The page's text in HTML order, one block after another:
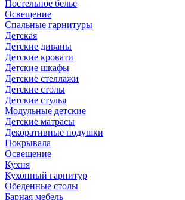
Постельное белье
Освещение
Спальные гарнитуры
Детская
Детские диваны
Детские кровати
Детские шкафы
Детские стеллажи
Детские столы
Детские стулья
Модульные детские
Детские матрасы
Декоративные подушки
Покрывала
Освещение
Кухня
Кухонный гарнитур
Обеденные столы
Барная мебель